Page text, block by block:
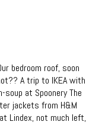
bedroom roof, soon
A trip to IKEA with
at Spoonery The
jackets from H&M
Lindex, not much left,